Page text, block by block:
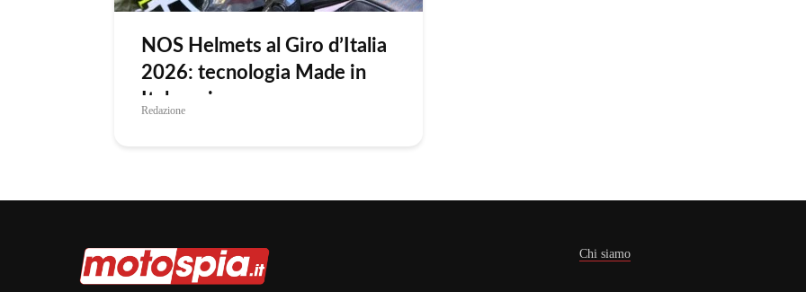
NOS Helmets al Giro d’Italia
2026: tecnologia Made in
Italy e sicurezza
Redazione
Chi siamo